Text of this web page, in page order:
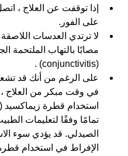
إذا توقفت عن العلاج ،
على الفور.
لا ترتدي العدسات
مصابًا بالتهاب الملتحمة
(conjunctivitis) .
على الرغم من أنك قد
في وقت مبكر من العلاج ،
تمامًا وفقًا لتعليمات
الصيدلي. قد يؤدي سوء
الإفراط في استخدام